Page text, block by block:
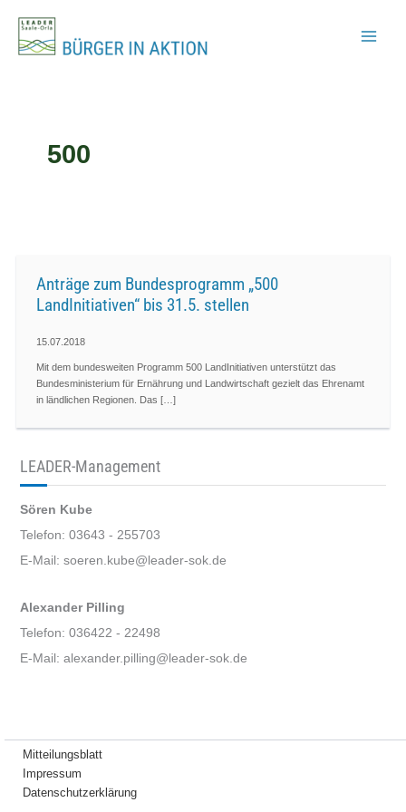
Inhalt
springen
500
Anträge zum Bundesprogramm „500
LandInitiativen“ bis 31.5. stellen
15.07.2018
Mit dem bundesweiten Programm 500 LandInitiativen unterstützt das
Bundesministerium für Ernährung und Landwirtschaft gezielt das Ehrenamt
in ländlichen Regionen. Das […]
LEADER-Management
Sören Kube
Telefon: 03643 - 255703
E-Mail: soeren.kube@leader-sok.de
Alexander Pilling
Telefon: 036422 - 22498
E-Mail: alexander.pilling@leader-sok.de
Mitteilungsblatt
Impressum
Datenschutzerklärung